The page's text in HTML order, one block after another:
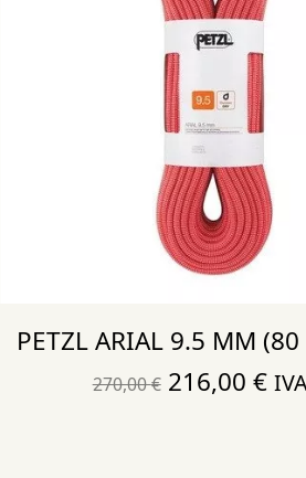
PETZL ARIAL 9.5 MM (80
270,00€ El
216,00 €El